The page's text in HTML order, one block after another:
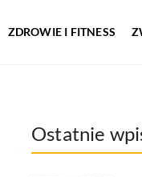
ZDROWIE I FITNESS
Ostatnie